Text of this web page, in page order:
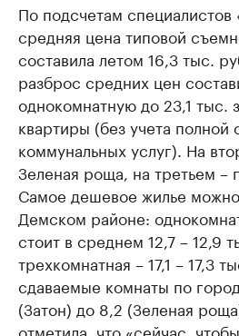
По подсчетам специалистов
средняя цена типовой
составила летом 16,3 тыс.
разброс средних цен
однокомнатную до 23,1 тыс.
квартиры (без учета полной
коммунальных услуг). На
Зеленая роща, на третьем –
Самое дешевое жилье можно
Демском районе:
стоит в среднем 12,7 – 12,9
трехкомнатная – 17,1 – 17,3
сдаваемые комнаты по
(Затон) до 8,2 (Зеленая
отметила, что «сейчас,